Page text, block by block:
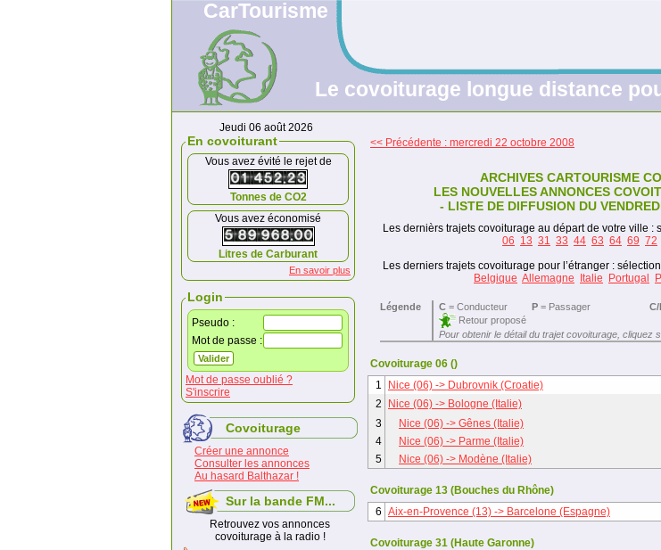
CarTourisme
Le covoiturage longue distance
Jeudi 06 août 2026
En covoiturant
Vous avez évité le rejet de
Tonnes de CO2
Vous avez économisé
Litres de Carburant
En savoir plus
Login
Pseudo :
Mot de passe :
Mot de passe oublié ?
S'inscrire
Covoiturage
Créer une annonce
Consulter les annonces
Au hasard Balthazar !
Sur la bande FM...
Retrouvez vos annonces
covoiturage à la radio !
<< Précédente : mercredi 22 octobre 2008
ARCHIVES CARTOURISME
LES NOUVELLES ANNONCES
- LISTE DE DIFFUSION DU
Les dernièrs trajets covoiturage au départ de votre ville :
06 13 31 33 44 63 64 69 72
Les derniers trajets covoiturage pour l’étranger :
Belgique Allemagne Italie Portugal
Légende C= Conducteur P= Passager C/
Retour proposé
Pour obtenir le détail du trajet covoiturage, cliquez
Covoiturage 06 ()
1 Nice (06) -> Dubrovnik (Croatie)
2
Nice (06) -> Bologne (Italie)
3
Nice (06) -> Gênes (Italie)
4
Nice (06) -> Parme (Italie)
5
Nice (06) -> Modène (Italie)
Covoiturage 13 (Bouches du Rhône)
6 Aix-en-Provence (13) -> Barcelone (Espagne)
Covoiturage 31 (Haute Garonne)